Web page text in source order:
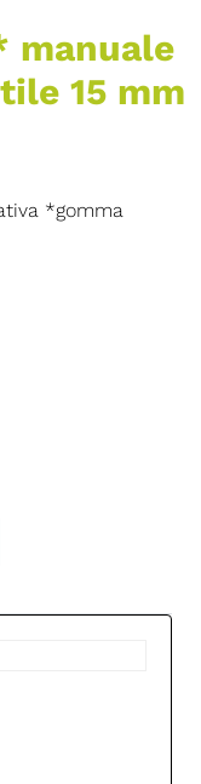
manuale
15 mm
*gomma